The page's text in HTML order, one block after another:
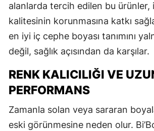
alanlarda tercih edilen bu ürünler,
kalitesinin korunmasına katkı
en iyi iç cephe boyası tanımını
değil, sağlık açısından da karşılar.
RENK KALICILIĞI VE
PERFORMANS
Zamanla solan veya sararan
eski görünmesine neden olur.